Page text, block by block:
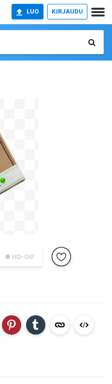
LUO KIRJAUDU
● HD-GIF